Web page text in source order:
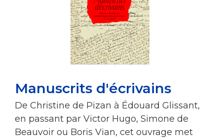
Manuscrits d'écrivains
De Christine de Pizan à Édouard Glissant,
en passant par Victor Hugo, Simone de
Beauvoir ou Boris Vian, cet ouvrage met